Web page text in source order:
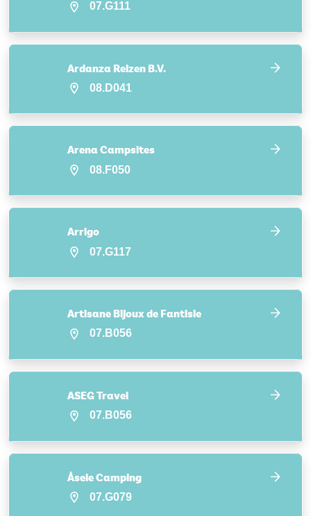
07.G111
Ardanza Reizen B.V.
08.D041
Arena Campsites
08.F050
Arrigo
07.G117
Artisane Bijoux de Fantisie
07.B056
ASEG Travel
07.B056
Åsele Camping
07.G079